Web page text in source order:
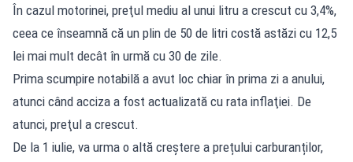
În cazul motorinei, preţul mediu al unui litru a crescut cu 3,4%,
ceea ce înseamnă că un plin de 50 de litri costă astăzi cu 12,5
lei mai mult decât în urmă cu 30 de zile.
Prima scumpire notabilă a avut loc chiar în prima zi a anului,
atunci când acciza a fost actualizată cu rata inflaţiei. De
atunci, preţul a crescut.
De la 1 iulie, va urma o altă creștere a prețului carburanților,